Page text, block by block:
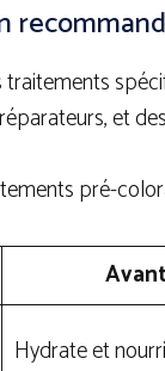
et
pré-
Hydrate et